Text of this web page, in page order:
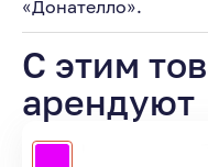
«Донателло».
С этим
арендуют